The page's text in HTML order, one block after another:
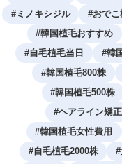
#ミノキシジル #おで
#韓国植毛おすすめ
#自毛植毛当日 #韓
#韓国植毛800株
#韓国植毛500株
#ヘアライン矯正
#韓国植毛女性費用
#自毛植毛2000株 #